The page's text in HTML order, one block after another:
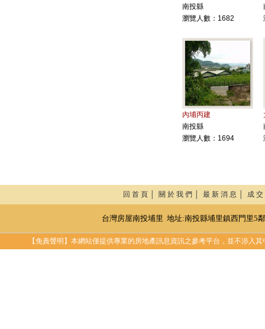
南投縣
瀏覽人數：1682
內埔丙建
南投縣
瀏覽人數：1694
回 首 頁 │ 關 於 我 們 │ 最 新 消 息 │ 成
台灣房屋南投埔里 地址:南投縣埔里鎮西門里5
【免責聲明】本網站僅提供專業的房地產訊息資訊之參考平台，並不涉入